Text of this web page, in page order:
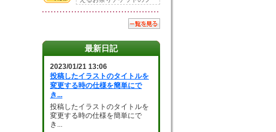
最新日記
2023/01/21 13:06
投稿したイラストのタイトルを
変更する時の仕様を簡単にで
き...
投稿したイラストのタイトルを
変更する時の仕様を簡単にで
き...